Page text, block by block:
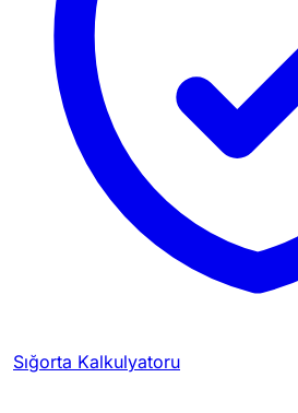
Sığorta Kalkulyatoru